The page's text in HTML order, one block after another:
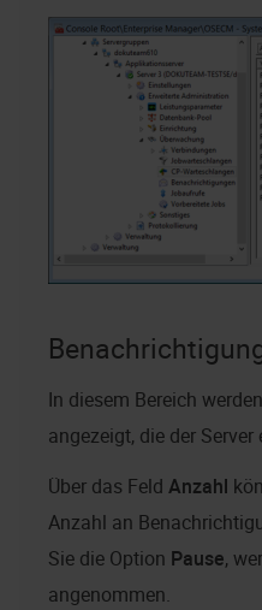
In diesem Bereich
angezeigt, die der Server
Über das Feld Anzahl
Anzahl an
Sie die Option Pause,
angenommen.